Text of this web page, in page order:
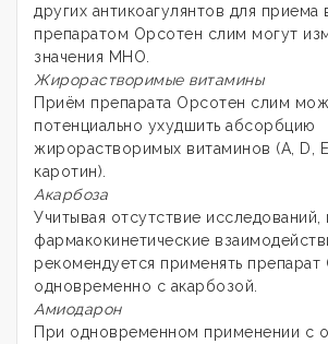
других антикоагулянтов для приема
препаратом Орсотен слим могут
значения МНО.
Жирорастворимые витамины
Приём препарата Орсотен слим
потенциально ухудшить абсорбцию
жирорастворимых витаминов (A, D,
каротин).
Акарбоза
Учитывая отсутствие
фармакокинетические
рекомендуется применять
одновременно с акарбозой.
Амиодарон
При одновременном применении с